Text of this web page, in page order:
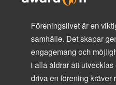
Föreningslivet är en
samhälle. Det skapar
engagemang och
i alla åldrar att
driva en förening kräver